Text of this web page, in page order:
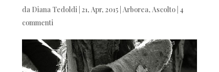
da Diana Tedoldi| 21, Apr, 2015| Arborea, Ascolto| 4
commenti